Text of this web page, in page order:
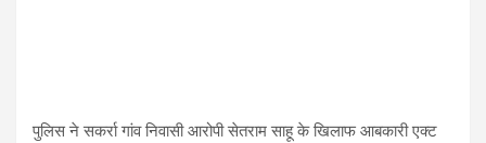
पुलिस ने सकर्रा गांव निवासी आरोपी सेतराम साहू के खिलाफ आबकारी एक्ट